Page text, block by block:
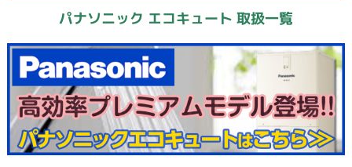
パナソニック エコキュート 取扱一覧